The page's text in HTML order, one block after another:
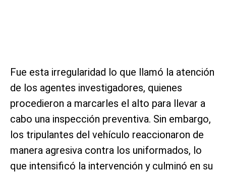
Fue esta irregularidad lo que llamó la atención
de los agentes investigadores, quienes
procedieron a marcarles el alto para llevar a
cabo una inspección preventiva. Sin embargo,
los tripulantes del vehículo reaccionaron de
manera agresiva contra los uniformados, lo
que intensificó la intervención y culminó en su